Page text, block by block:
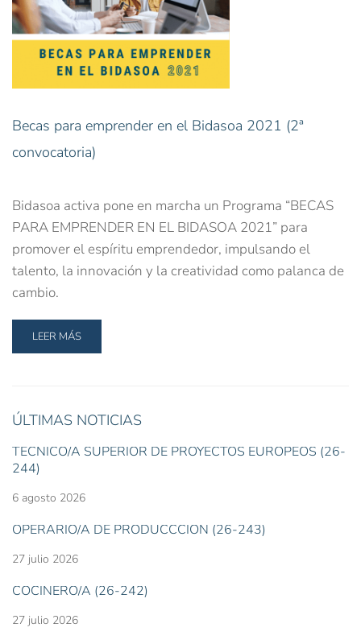
Becas para emprender en el Bidasoa 2021 (2ª
convocatoria)
Bidasoa activa pone en marcha un Programa “BECAS
PARA EMPRENDER EN EL BIDASOA 2021” para
promover el espíritu emprendedor, impulsando el
talento, la innovación y la creatividad como palanca de
cambio.
LEER MÁS
ÚLTIMAS NOTICIAS
TÉCNICO/A SUPERIOR DE PROYECTOS EUROPEOS (26-
244)
6 agosto 2026
OPERARIO/A DE PRODUCCCIÓN (26-243)
27 julio 2026
COCINERO/A (26-242)
27 julio 2026